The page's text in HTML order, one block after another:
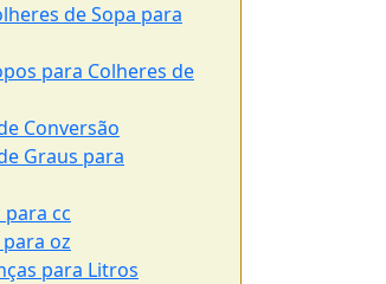
de Sopa para
para Colheres de
Conversão
Graus para
cc
oz
para Litros